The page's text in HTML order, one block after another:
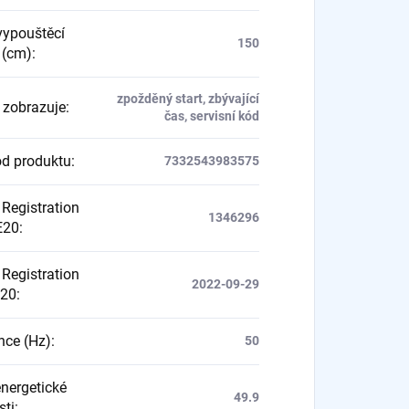
:
150
:
zpožděný start, zbývající
čas, servisní kód
produktu: 7332543983575
Registration
:
1346296
Registration
:
2022-09-29
(Hz): 50
49.9